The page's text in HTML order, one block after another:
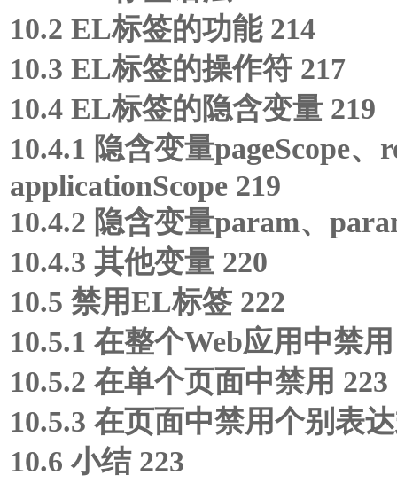
10.2 EL标签的功能 214
10.3 EL标签的操作符 217
10.4 EL标签的隐含变量 219
10.4.1 隐含变量pageScope、
applicationScope 219
10.4.2 隐含变量param、
10.4.3 其他变量 220
10.5 禁用EL标签 222
10.5.1 在整个Web应用中禁
10.5.2 在单个页面中禁用 223
10.5.3 在页面中禁用个别表
10.6 小结 223